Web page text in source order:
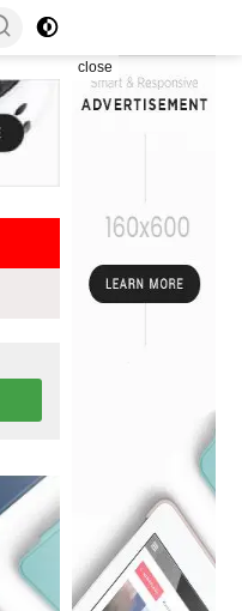
close